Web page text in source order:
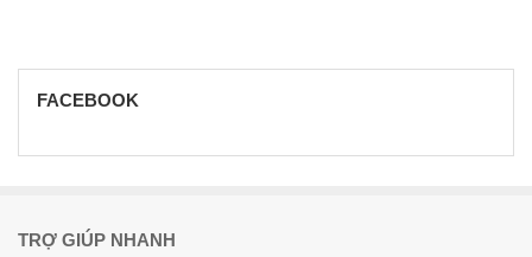
FACEBOOK
TRỢ GIÚP NHANH